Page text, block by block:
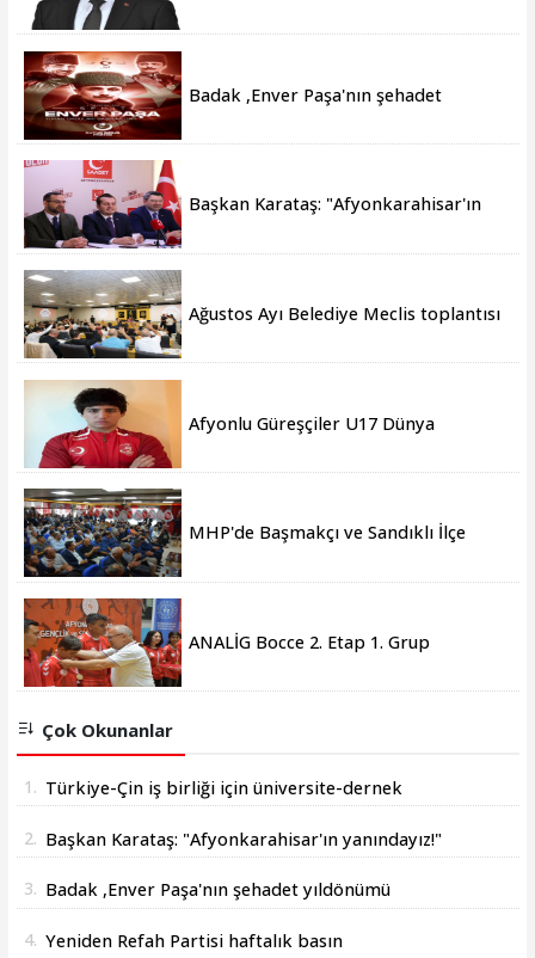
Badak ,Enver Paşa'nın şehadet
Başkan Karataş: "Afyonkarahisar'ın
Ağustos Ayı Belediye Meclis toplantısı
Afyonlu Güreşçiler U17 Dünya
MHP'de Başmakçı ve Sandıklı İlçe
ANALİG Bocce 2. Etap 1. Grup
erdi
Çok Okunanlar
1. Türkiye-Çin iş birliği için üniversite-dernek
2. Başkan Karataş: "Afyonkarahisar'ın yanındayız!"
3. Badak ,Enver Paşa'nın şehadet yıldönümü
4. Yeniden Refah Partisi haftalık basın